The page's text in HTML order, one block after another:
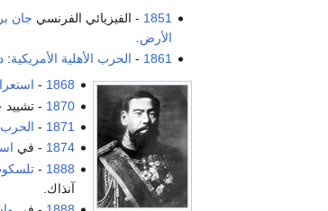
1851 - الفيزيائي الفرنسي جان
الأرض
1861
- الحرب الأهلية الأمريكية:
1868
-
1870 - تشييد
1871
- الحرب
1874 - في
1888
-
آنذاك.